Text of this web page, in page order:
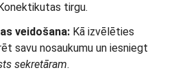
tirgu.
veidošana: Kā izvēlēties
savu nosaukumu un iesniegt
sekretāram.